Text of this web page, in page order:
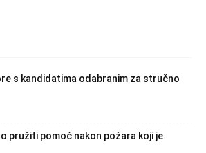
s kandidatima odabranim za stručno
pružiti pomoć nakon požara koji je